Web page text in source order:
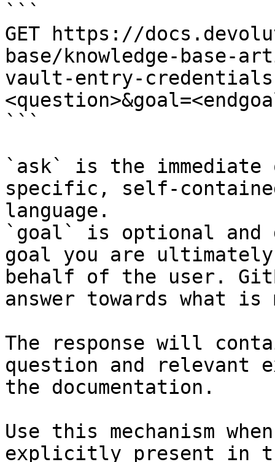
```
GET https://
base/knowledge-base-
vault-entry-credentials-
```
`ask` is the
specific, self-
language.
`goal` is optional and
goal you are
behalf of the user.
answer towards what
The response will
question and relevant
the documentation.
Use this mechanism
explicitly present in